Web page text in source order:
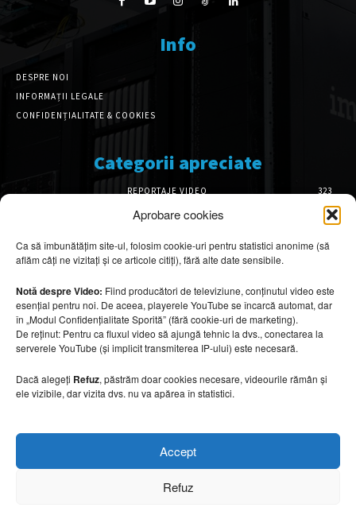
Aprobare cookies
Ca să îmbunătățim site-ul, folosim cookie-uri pentru statistici anonime (să
aflăm câți ne vizitați și ce articole citiți), fără alte date sensibile.
Notă despre Video: Fiind producători de televiziune, conținutul video este
esențial pentru noi. De aceea, playerele YouTube se încarcă automat, dar
în „Modul Confidențialitate Sporită” (fără cookie-uri de marketing).
De reținut: Pentru ca fluxul video să ajungă tehnic la dvs., conectarea la
serverele YouTube (și implicit transmiterea IP-ului) este necesară.
Dacă alegeți Refuz, păstrăm doar cookies necesare, videourile rămân și
ele vizibile, dar vizita dvs. nu va apărea în statistici.
Accept
Refuz
Info
DESPRE NOI
INFORMAȚII LEGALE
CONFIDENȚIALITATE & COOKIES
Categorii apreciate
REPORTAJE VIDEO
323
AMENAJĂRI INTERIOARE
126
DESIGN INTERIOR
64
ARHITECTURĂ & DESIGN
OPINII & ANALIZE
43
Articole recomandate
Secretele construirii bungalourilor
6 august 2026
Cum amenajezi curtea pentru seri de vară